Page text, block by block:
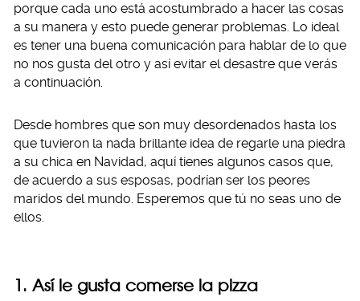
porque cada uno está acostumbrado a hacer las cosas
a su manera y esto puede generar problemas. Lo ideal
es tener una buena comunicación para hablar de lo que
no nos gusta del otro y así evitar el desastre que verás
a continuación.
Desde hombres que son muy desordenados hasta los
que tuvieron la nada brillante idea de regarle una piedra
a su chica en Navidad, aquí tienes algunos casos que,
de acuerdo a sus esposas, podrían ser los peores
maridos del mundo. Esperemos que tú no seas uno de
ellos.
1. Así le gusta comerse la pizza